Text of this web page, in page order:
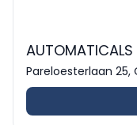
Pareloesterlaan 25,